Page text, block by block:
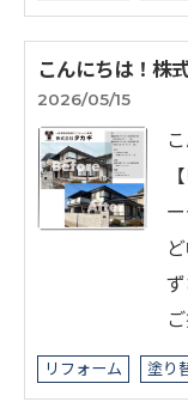
こんにちは！株
2026/05/15
リフォーム 塗り